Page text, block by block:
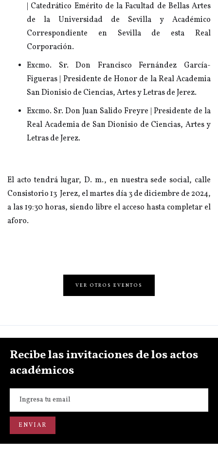
| Catedrático Emérito de la Facultad de Bellas Artes
de la Universidad de Sevilla y Académico
Correspondiente en Sevilla de esta Real
Corporación.
Excmo. Sr. Don Francisco Fernández García-
Figueras | Presidente de Honor de la Real Academia
San Dionisio de Ciencias, Artes y Letras de Jerez.
Excmo. Sr. Don Juan Salido Freyre | Presidente de la
Real Academia de San Dionisio de Ciencias, Artes y
Letras de Jerez.
El acto tendrá lugar, D. m., en nuestra sede social, calle
Consistorio 13 Jerez, el martes día 3 de diciembre de 2024,
a las 19:30 horas, siendo libre el acceso hasta completar el
aforo.
VER OTROS EVENTOS
Recibe las invitaciones de los actos
académicos